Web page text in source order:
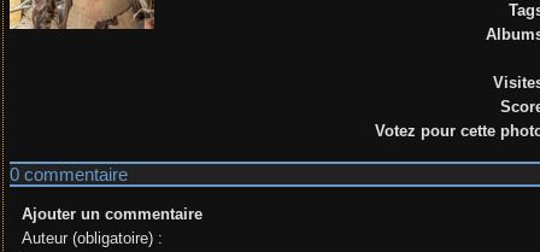
Votez pour cette
0 commentaire
Ajouter un commentaire
Auteur (obligatoire) :